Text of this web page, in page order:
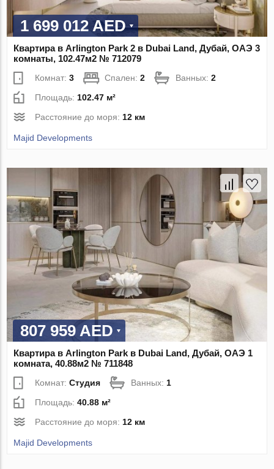
1 699 012 AED
Квартира в Arlington Park 2 в Dubai Land, Дубай, ОАЭ 3
комнаты, 102.47м2 № 712079
Комнат:3 Спален:2 Ванных:2
Площадь:102.47 м²
Расстояние до моря:12 км
Majid Developments
807 959 AED
Квартира в Arlington Park в Dubai Land, Дубай, ОАЭ 1
комната, 40.88м2 № 711848
Комнат:Студия Ванных: 1
Площадь:40.88 м²
Расстояние до моря: 12 км
Majid Developments